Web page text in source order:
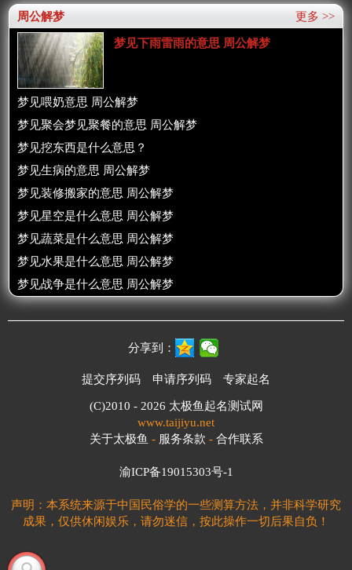
更多 >>
周公解梦
梦见下雨雷雨的意思 周公解梦
梦见喂奶意思 周公解梦
梦见聚会梦见聚餐的意思 周公解梦
梦见挖东西是什么意思？
梦见生病的意思 周公解梦
梦见装修搬家的意思 周公解梦
梦见星空是什么意思 周公解梦
梦见蔬菜是什么意思 周公解梦
梦见水果是什么意思 周公解梦
梦见战争是什么意思 周公解梦
分享到：
提交序列码 申请序列码 专家起名
(C)2010 - 2026 太极鱼起名测试网
www.taijiyu.net
关于太极鱼 - 服务条款 - 合作联系
渝ICP备19015303号-1
声明：本系统来源于中国民俗学的一些测算方法，并非科学研究
成果，仅供休闲娱乐，请勿迷信，按此操作一切后果自负！